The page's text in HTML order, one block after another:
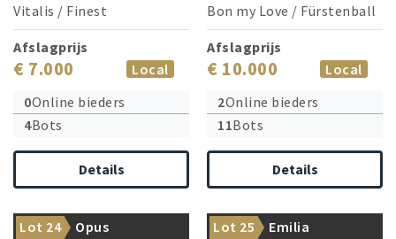
Vitalis / Finest
Afslagprijs
€ 7.000
Local
0Online bieders
4Bots
Details
Bon my Love / Fürstenball
Afslagprijs
€ 10.000
Local
2Online bieders
11Bots
Details
Lot 24 Opus
Grand Prix horse Dumont is
brother of the granddam
Lot 25 Emilia
World Champion Don
Davidoff is brother of
granddam